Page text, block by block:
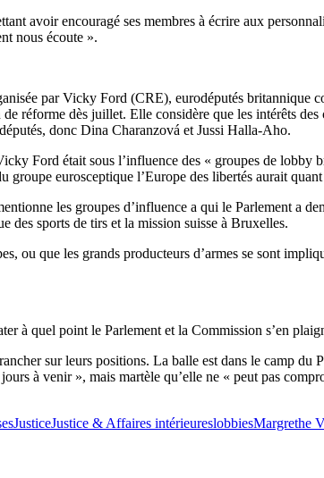
avoir encouragé ses membres à écrire aux
nous écoute ».
par Vicky Ford (CRE), eurodéputés britannique
réforme dès juillet. Elle considère que les intérêts
donc Dina Charanzová et Jussi Halla-Aho.
Ford était sous l’influence des « groupes de lobby
eurosceptique l’Europe des libertés aurait
les groupes d’influence a qui le Parlement a
des sports de tirs et la mission suisse à Bruxelles.
ou que les grands producteurs d’armes se sont
à quel point le Parlement et la Commission s’en
sur leurs positions. La balle est dans le camp
à venir », mais martèle qu’elle ne « peut pas
JusticeJustice & Affaires intérieureslobbiesMargrethe